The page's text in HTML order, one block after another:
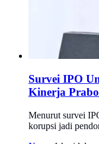
Survei IPO
Kinerja
Menurut survei
korupsi jadi